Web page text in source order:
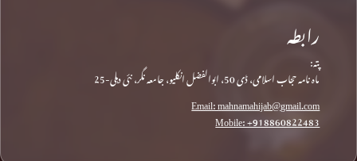
رابطہ
پتہ:
ماہ نامہ حجاب اسلامی، ڈی 50، ابوالفضل انکلیو، جامعہ نگر، نئی دہلی-25
Email: mahnamahijab@gmail.com
Mobile: +918860822483